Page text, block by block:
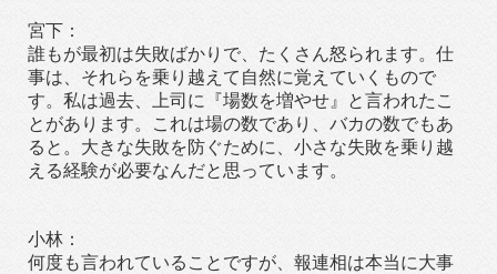
宮下：
誰もが最初は失敗ばかりで、たくさん怒られます。仕
事は、それらを乗り越えて自然に覚えていくもので
す。私は過去、上司に『場数を増やせ』と言われたこ
とがあります。これは場の数であり、バカの数でもあ
ると。大きな失敗を防ぐために、小さな失敗を乗り越
える経験が必要なんだと思っています。
小林：
何度も言われていることですが、報連相は本当に大事